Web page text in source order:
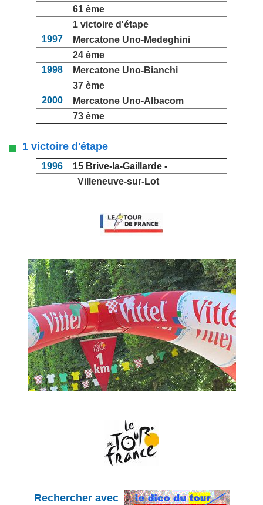
61 ème
1 victoire d'étape
1997
Mercatone Uno-Medeghini
24 ème
1998
Mercatone Uno-Bianchi
37 ème
2000
Mercatone Uno-Albacom
73 ème
1 victoire d'étape
1996
15 Brive-la-Gaillarde -
Villeneuve-sur-Lot
Rechercher avec